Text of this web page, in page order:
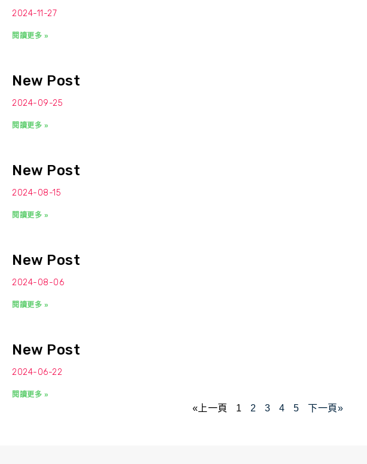
2024-11-27
閱讀更多 »
New Post
2024-09-25
閱讀更多 »
New Post
2024-08-15
閱讀更多 »
New Post
2024-08-06
閱讀更多 »
New Post
2024-06-22
閱讀更多 »
«上一頁 1 2 3 4 5 下一頁»